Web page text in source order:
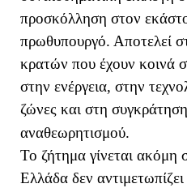
προσκόλληση στον
πρωθυπουργό. Αποτελεί
κρατών που έχουν κοινά
στην ενέργεια, στην
ζώνες και στη
αναθεωρητισμού.
Το ζήτημα γίνεται ακόμη
Ελλάδα δεν